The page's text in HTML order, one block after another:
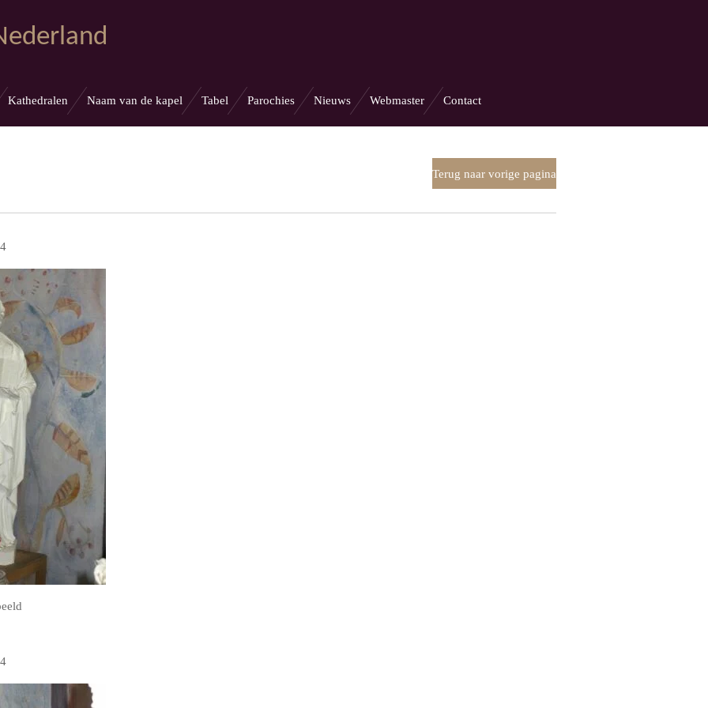
Kathedralen Naam van de kapel Tabel Parochies Nieuws Webmaster Contact
Terug naar vorige pagina